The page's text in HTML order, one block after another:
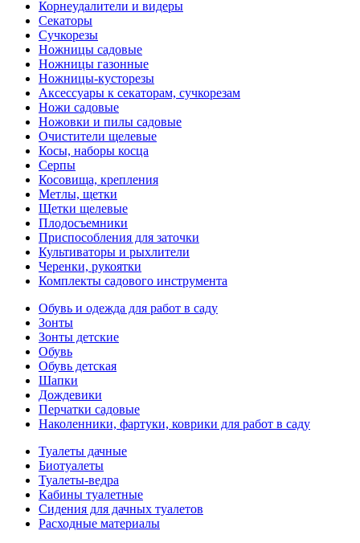
Корнеудалители и видеры
Секаторы
Сучкорезы
Ножницы садовые
Ножницы газонные
Ножницы-кусторезы
Аксессуары к секаторам, сучкорезам
Ножи садовые
Ножовки и пилы садовые
Очистители щелевые
Косы, наборы косца
Серпы
Косовища, крепления
Метлы, щетки
Щетки щелевые
Плодосъемники
Приспособления для заточки
Культиваторы и рыхлители
Черенки, рукоятки
Комплекты садового инструмента
Обувь и одежда для работ в саду
Зонты
Зонты детские
Обувь
Обувь детская
Шапки
Дождевики
Перчатки садовые
Наколенники, фартуки, коврики для работ в саду
Туалеты дачные
Биотуалеты
Туалеты-ведра
Кабины туалетные
Сидения для дачных туалетов
Расходные материалы